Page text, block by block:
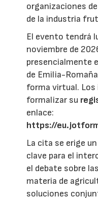
organizaciones
de la industria
El evento tendrá
noviembre de
presencialmente
de Emilia-
forma virtual. Los
formalizar su
enlace:
https://
La cita se erige
clave para el
el debate sobre
materia de
soluciones